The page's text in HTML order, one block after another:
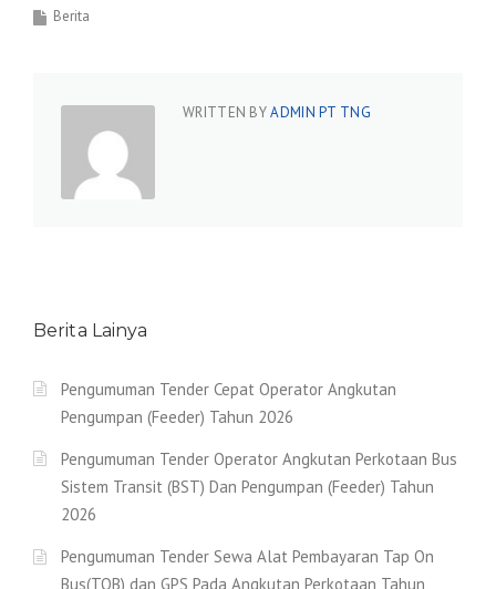
Berita
WRITTEN BYADMIN PT TNG
Berita Lainya
Pengumuman Tender Cepat Operator Angkutan
Pengumpan (Feeder) Tahun 2026
Pengumuman Tender Operator Angkutan Perkotaan Bus
Sistem Transit (BST) Dan Pengumpan (Feeder) Tahun
2026
Pengumuman Tender Sewa Alat Pembayaran Tap On
Bus(TOB) dan GPS Pada Angkutan Perkotaan Tahun